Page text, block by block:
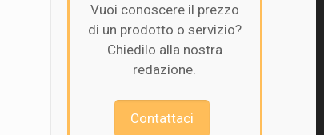
Vuoi conoscere il prezzo
di un prodotto o servizio?
Chiedilo alla nostra
redazione.
Contattaci